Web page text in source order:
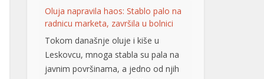
javnim površinama, a jedno od njih
je povrijedilo radnicu obližnjeg
marketa na uglu Nikole Skobaljića i
Radničke ulice, potvrđeno je
Jugmedii u Hitnoj pomoći. Riječ je o